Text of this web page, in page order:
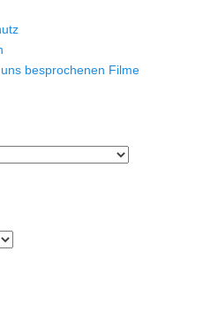
besprochenen Filme